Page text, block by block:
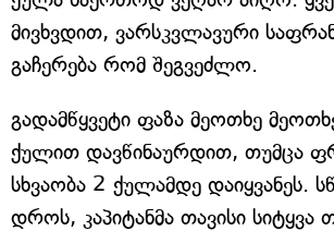
მივხვდით, ვარსკვლავური
გაჩერება რომ შეგვეძლო.
გადამწყვეტი ფაზა მეოთხე
ქულით დავწინაურდით, თუმცა
სხვაობა 2 ქულამდე დაიყვანეს.
დროს, კაპიტანმა თავისი სიტყვა